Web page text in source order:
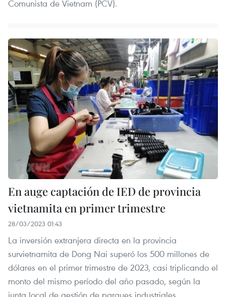
Comunista de Vietnam (PCV).
En auge captación de IED de provincia
vietnamita en primer trimestre
28/03/2023 01:43
La inversión extranjera directa en la provincia
survietnamita de Dong Nai superó los 500 millones de
dólares en el primer trimestre de 2023, casi triplicando el
monto del mismo período del año pasado, según la
junta local de gestión de parques industriales.